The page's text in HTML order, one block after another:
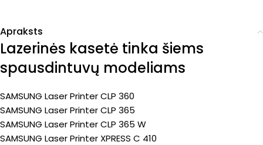
Apraksts
Lazerinės kasetė tinka šiems
spausdintuvų modeliams
SAMSUNG Laser Printer CLP 360
SAMSUNG Laser Printer CLP 365
SAMSUNG Laser Printer CLP 365 W
SAMSUNG Laser Printer XPRESS C 410